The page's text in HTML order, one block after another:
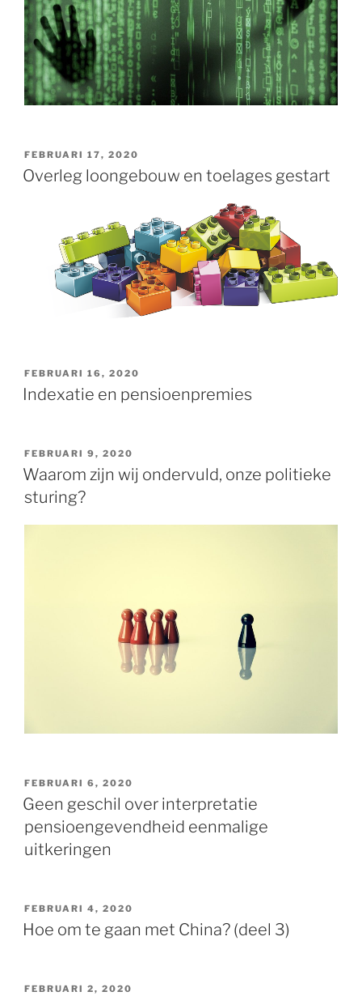
GEPLAATST
OP
FEBRUARI 17, 2020
Overleg loongebouw en toelages gestart
GEPLAATST
OP
FEBRUARI 16, 2020
Indexatie en pensioenpremies
GEPLAATST
OP
FEBRUARI 9, 2020
Waarom zijn wij ondervuld, onze politieke
sturing?
GEPLAATST
OP
FEBRUARI 6, 2020
Geen geschil over interpretatie
pensioengevendheid eenmalige
uitkeringen
GEPLAATST
OP
FEBRUARI 4, 2020
Hoe om te gaan met China? (deel 3)
GEPLAATST
FEBRUARI 2, 2020